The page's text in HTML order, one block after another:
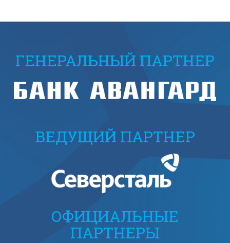
ГЕНЕРАЛЬНЫЙ ПАРТНЕР
ВЕДУЩИЙ ПАРТНЕР
ОФИЦИАЛЬНЫЕ
ПАРТНЕРЫ